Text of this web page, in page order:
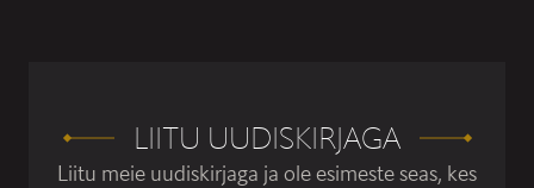
LIITU UUDISKIRJAGA
Liitu meie uudiskirjaga ja ole esimeste seas, kes